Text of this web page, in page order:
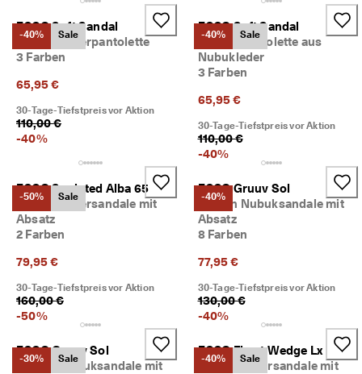
-40% Sale
ECCO Soft Sandal
Damen Lederpantolette
3 Farben
65,95 €
30-Tage-Tiefstpreis vor Aktion
110,00 €
-40%
-40% Sale
ECCO Soft Sandal
Damen Pantolette aus
Nubukleder
3 Farben
65,95 €
30-Tage-Tiefstpreis vor Aktion
110,00 €
-40%
-50% Sale
ECCO Sculpted Alba 65
Damen Ledersandale mit
Absatz
2 Farben
79,95 €
30-Tage-Tiefstpreis vor Aktion
160,00 €
-50%
-40%
ECCO Gruuv Sol
Damen Nubuksandale mit
Absatz
8 Farben
77,95 €
30-Tage-Tiefstpreis vor Aktion
130,00 €
-40%
-30% Sale
ECCO Gruuv Sol
Damen Nubuksandale mit
-40% Sale
ECCO Flowt Wedge Lx
Damen Ledersandale mit